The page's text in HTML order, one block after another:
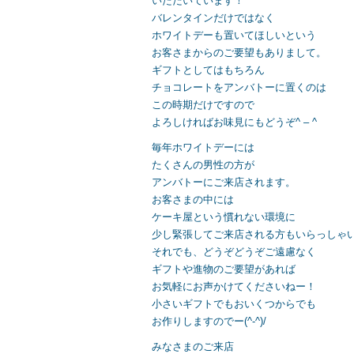
バレンタインだけではなく
ホワイトデーも置いてほしいという
お客さまからのご要望もありまして。
ギフトとしてはもちろん
チョコレートをアンバトーに置くのは
この時期だけですので
よろしければお味見にもどうぞ^ – ^
毎年ホワイトデーには
たくさんの男性の方が
アンバトーにご来店されます。
お客さまの中には
ケーキ屋という慣れない環境に
少し緊張してご来店される方もいらっしゃ
それでも、どうぞどうぞご遠慮なく
ギフトや進物のご要望があれば
お気軽にお声かけてくださいねー！
小さいギフトでもおいくつからでも
お作りしますのでー(^-^)/
みなさまのご来店